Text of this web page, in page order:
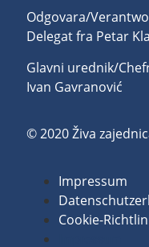
Odgovara/
Delegat fra Petar
Glavni urednik/
Ivan Gavranović
© 2020 Živa
Impressum
Cookie-